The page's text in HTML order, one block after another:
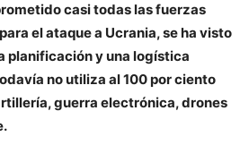
casi todas las fuerzas
el ataque a Ucrania, se ha visto
planificación y una logística
no utiliza al 100 por ciento
guerra electrónica, drones